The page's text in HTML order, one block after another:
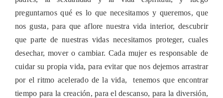
preguntarnos qué es lo que necesitamos y queremos, que
nos gusta, para que aflore nuestra vida interior, descubrir
que parte de nuestras vidas necesitamos proteger, cuales
desechar, mover o cambiar. Cada mujer es responsable de
cuidar su propia vida, para evitar que nos dejemos arrastrar
por el ritmo acelerado de la vida, tenemos que encontrar
tiempo para la creación, para el descanso, para la diversión,